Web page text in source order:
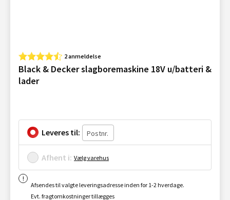
2 anmeldelse
Black & Decker slagboremaskine 18V u/batteri &
lader
Leveres til:
Afhent i: Vælg varehus
Afsendes til valgte leveringsadresse inden for 1-2 hverdage.
Evt. fragtomkostninger tillægges